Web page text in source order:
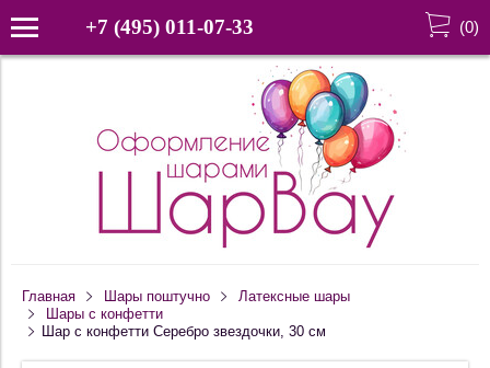
+7 (495) 011-07-33 (0)
Главная Шары поштучно
Латексные шары
Шары с конфетти
Шар с конфетти Серебро звездочки, 30 см